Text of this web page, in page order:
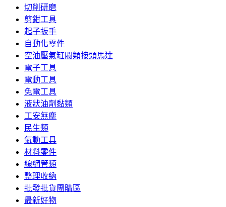
切削研磨
剪鉗工具
起子扳手
自動化零件
空油壓氣缸閥類接頭馬達
電子工具
電動工具
免電工具
液狀油劑黏類
工安無塵
民生類
氣動工具
材料零件
線網管類
整理收納
批發批貨團購區
最新好物